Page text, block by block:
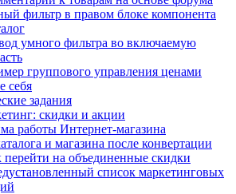
фильтр в правом блоке компонента
умного фильтра во включаемую
группового управления ценами
себя
задания
скидки и акции
работы Интернет-магазина
и магазина после конвертации
перейти на объединенные скидки
список маркетинговых